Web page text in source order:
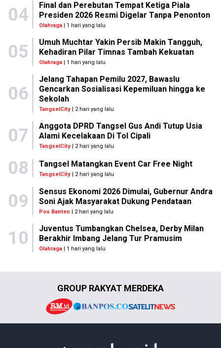
04
Final dan Perebutan Tempat Ketiga Piala
Presiden 2026 Resmi Digelar Tanpa Penonton
Olahraga| 1 hari yang lalu
05
Umuh Muchtar Yakin Persib Makin Tangguh,
Kehadiran Pilar Timnas Tambah Kekuatan
Olahraga| 1 hari yang lalu
06
Jelang Tahapan Pemilu 2027, Bawaslu
Gencarkan Sosialisasi Kepemiluan hingga ke
Sekolah
TangselCity| 2 hari yang lalu
07
Anggota DPRD Tangsel Gus Andi Tutup Usia
Alami Kecelakaan Di Tol Cipali
TangselCity| 2 hari yang lalu
08 Tangsel Matangkan Event Car Free Night
TangselCity | 2 hari yang lalu
09
Sensus Ekonomi 2026 Dimulai, Gubernur Andra
Soni Ajak Masyarakat Dukung Pendataan
Pos Banten | 2 hari yang lalu
10
Juventus Tumbangkan Chelsea, Derby Milan
Berakhir Imbang Jelang Tur Pramusim
Olahraga| 1 hari yang lalu
GROUP RAKYAT MERDEKA